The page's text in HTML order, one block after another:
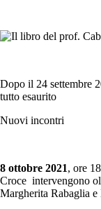
Dopo il 24 settembre
tutto esaurito
Nuovi incontri
8 ottobre 2021, ore
Croce intervengono
Margherita Rabaglia